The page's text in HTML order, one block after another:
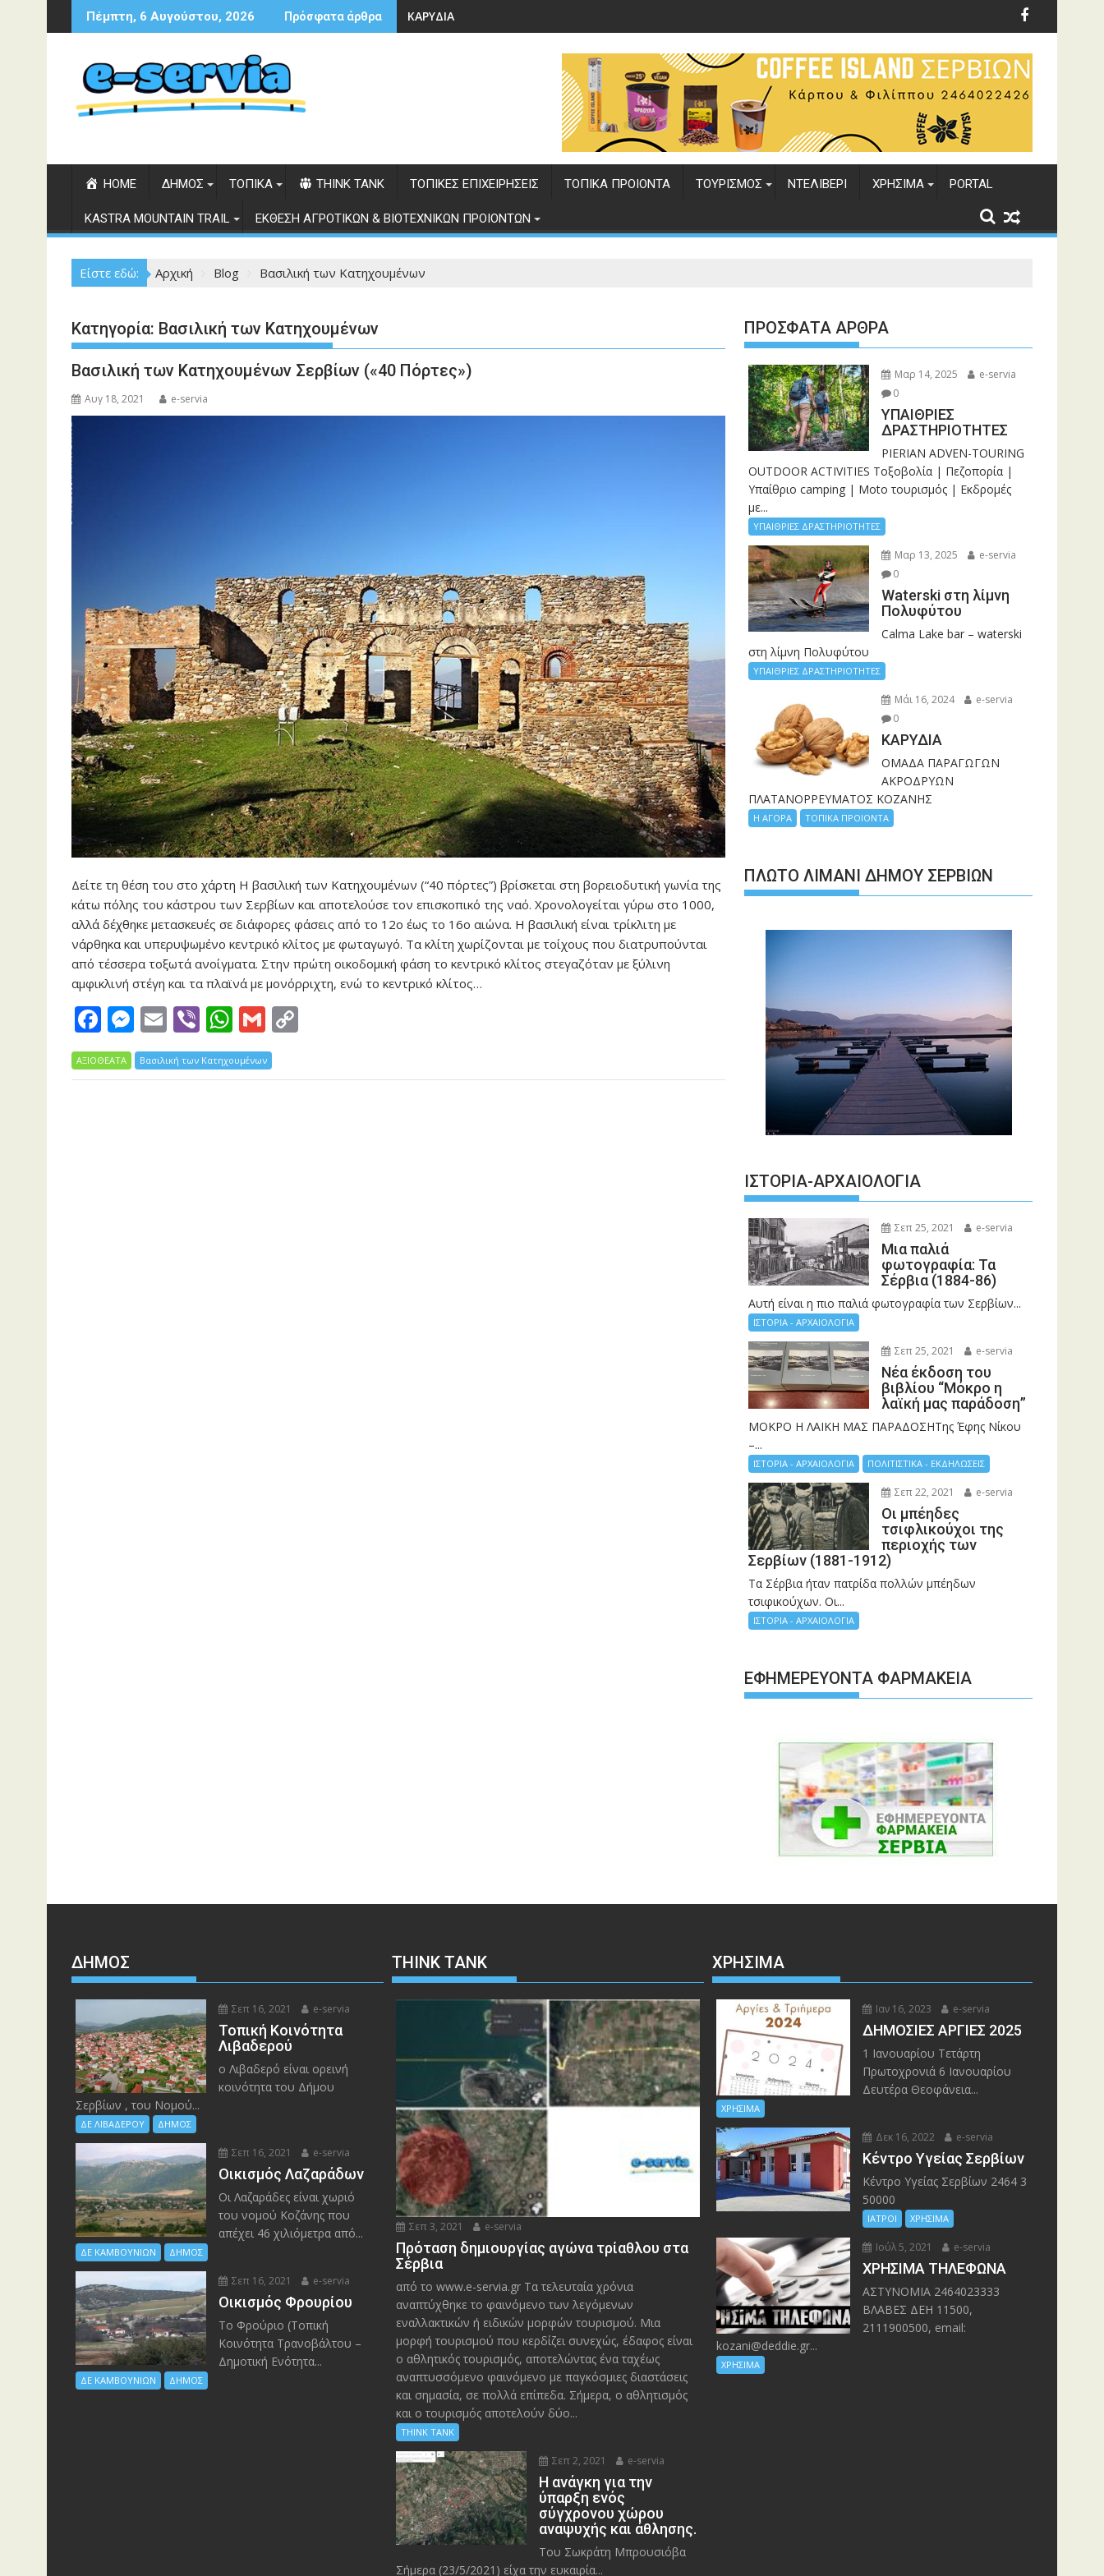
Περάστε
στο
Πέμπτη, 6 Αυγούστου, 2026 Πρόσφατα άρθρα ΚΑΡΥΔΙΑ
HOME ΔΗΜΟΣ ΤΟΠΙΚΑ THINK TANK ΤΟΠΙΚΕΣ ΕΠΙΧΕΙΡΗΣΕΙΣ ΤΟΠΙΚΑ ΠΡΟΙΟΝΤΑ ΤΟΥΡΙΣΜΟΣ ΝΤΕΛΙΒΕΡΙ ΧΡΗΣΙΜΑ PORTAL
KASTRA MOUNTAIN TRAIL ΕΚΘΕΣΗ ΑΓΡΟΤΙΚΩΝ & ΒΙΟΤΕΧΝΙΚΩΝ ΠΡΟΙΟΝΤΩΝ
Είστε εδώ: Αρχική Blog Βασιλική των Κατηχουμένων
Κατηγορία: Βασιλική των Κατηχουμένων
Βασιλική των Κατηχουμένων Σερβίων («40 Πόρτες»)
Αυγ 18, 2021 e-servia
Δείτε τη θέση του στο χάρτη Η βασιλική των Κατηχουμένων (“40 πόρτες”) βρίσκεται στη βορειοδυτική γωνία της
κάτω πόλης του κάστρου των Σερβίων και αποτελούσε τον επισκοπικό της ναό. Χρονολογείται γύρω στο 1000,
αλλά δέχθηκε μετασκευές σε διάφορες φάσεις από το 12ο έως το 16ο αιώνα. Η βασιλική είναι τρίκλιτη με
νάρθηκα και υπερυψωμένο κεντρικό κλίτος με φωταγωγό. Τα κλίτη χωρίζονται με τοίχους που διατρυπούνται
από τέσσερα τοξωτά ανοίγματα. Στην πρώτη οικοδομική φάση το κεντρικό κλίτος στεγαζόταν με ξύλινη
αμφικλινή στέγη και τα πλαϊνά με μονόρριχτη, ενώ το κεντρικό κλίτος…
F
ac
e
M
e
ss
E
m
ai
Vi
b
er
W
h
at
G
m
ai p
ΑΞΙΟΘΕΑΤΑ Βασιλική των Κατηχουμένων
ΠΡΌΣΦΑΤΑ ΆΡΘΡΑ
Μαρ 14, 2025
e-servia
0
ΥΠΑΙΘΡΙΕΣ
ΔΡΑΣΤΗΡΙΟΤΗΤΕΣ
PIERIAN ADVEN-TOURING
OUTDOOR ACTIVITIES Τοξοβολία | Πεζοπορία |
Υπαίθριο camping | Moto τουρισμός | Εκδρομές
με...
ΥΠΑΙΘΡΙΕΣ ΔΡΑΣΤΗΡΙΟΤΗΤΕΣ
Μαρ 13, 2025
e-servia
0
Waterski στη λίμνη
Πολυφύτου
Calma Lake bar – waterski
στη λίμνη Πολυφύτου
ΥΠΑΙΘΡΙΕΣ ΔΡΑΣΤΗΡΙΟΤΗΤΕΣ
Μάι 16, 2024
e-servia
0
ΚΑΡΥΔΙΑ
ΟΜΑΔΑ ΠΑΡΑΓΩΓΩΝ
ΑΚΡΟΔΡΥΩΝ
ΠΛΑΤΑΝΟΡΡΕΥΜΑΤΟΣ ΚΟΖΑΝΗΣ
Η ΑΓΟΡΑ ΤΟΠΙΚΑ ΠΡΟΙΟΝΤΑ
ΠΛΩΤΌ ΛΙΜΆΝΙ ΔΉΜΟΥ ΣΕΡΒΊΩΝ
ΙΣΤΟΡΊΑ-ΑΡΧΑΙΟΛΟΓΊΑ
Σεπ 25, 2021 e-servia
Μια παλιά
φωτογραφία: Τα
Σέρβια (1884-86)
Αυτή είναι η πιο παλιά φωτογραφία των Σερβίων...
ΙΣΤΟΡΙΑ - ΑΡΧΑΙΟΛΟΓΙΑ
Σεπ 25, 2021 e-servia
Νέα έκδοση του
βιβλίου “Μόκρο η
λαϊκή μας παράδοση”
ΜΟΚΡΟ Η ΛΑΙΚΗ ΜΑΣ ΠΑΡΑΔΟΣΗΤης Έφης Νίκου
–...
ΙΣΤΟΡΙΑ - ΑΡΧΑΙΟΛΟΓΙΑ ΠΟΛΙΤΙΣΤΙΚΑ - ΕΚΔΗΛΩΣΕΙΣ
Σεπ 22, 2021 e-servia
Οι μπέηδες
τσιφλικούχοι της
περιοχής των
Σερβίων (1881-1912)
Τα Σέρβια ήταν πατρίδα πολλών μπέηδων
τσιφικούχων. Οι...
ΙΣΤΟΡΙΑ - ΑΡΧΑΙΟΛΟΓΙΑ
ΕΦΗΜΕΡΕΎΟΝΤΑ ΦΑΡΜΑΚΕΊΑ
ΔΉΜΟΣ
Σεπ 16, 2021 e-servia
Τοπική Κοινότητα
Λιβαδερού
ο Λιβαδερό είναι ορεινή
κοινότητα του Δήμου
Σερβίων , του Νομού...
ΔΕ ΛΙΒΑΔΕΡΟΥ ΔΗΜΟΣ
Σεπ 16, 2021 e-servia
Οικισμός Λαζαράδων
Οι Λαζαράδες είναι χωριό
του νομού Κοζάνης που
απέχει 46 χιλιόμετρα από...
ΔΕ ΚΑΜΒΟΥΝΙΩΝ ΔΗΜΟΣ
Σεπ 16, 2021 e-servia
Οικισμός Φρουρίου
Το Φρούριο (Τοπική
Κοινότητα Τρανοβάλτου –
Δημοτική Ενότητα...
ΔΕ ΚΑΜΒΟΥΝΙΩΝ ΔΗΜΟΣ
THINK TANK
Σεπ 3, 2021 e-servia
Πρόταση δημιουργίας αγώνα τρίαθλου στα
Σέρβια
από το www.e-servia.gr Τα τελευταία χρόνια
αναπτύχθηκε το φαινόμενο των λεγόμενων
εναλλακτικών ή ειδικών μορφών τουρισμού. Μια
μορφή τουρισμού που κερδίζει συνεχώς, έδαφος είναι
ο αθλητικός τουρισμός, αποτελώντας ένα ταχέως
αναπτυσσόμενο φαινόμενο με παγκόσμιες διαστάσεις
και σημασία, σε πολλά επίπεδα. Σήμερα, ο αθλητισμός
και ο τουρισμός αποτελούν δύο...
THINK TANK
Σεπ 2, 2021 e-servia
Η ανάγκη για την
ύπαρξη ενός
σύγχρονου χώρου
αναψυχής και άθλησης.
Του Σωκράτη Μπρουσιόβα
Σήμερα (23/5/2021) είχα την ευκαιρία...
ΧΡΉΣΙΜΑ
Ιαν 16, 2023 e-servia
ΔΗΜΟΣΙΕΣ ΑΡΓΙΕΣ 2025
1 Ιανουαρίου Τετάρτη
Πρωτοχρονιά 6 Ιανουαρίου
Δευτέρα Θεοφάνεια...
ΧΡΗΣΙΜΑ
Δεκ 16, 2022 e-servia
Kέντρο Υγείας Σερβίων
Kέντρο Υγείας Σερβίων 2464 3
50000
ΙΑΤΡΟΙ ΧΡΗΣΙΜΑ
Ιούλ 5, 2021 e-servia
ΧΡΗΣΙΜΑ ΤΗΛΕΦΩΝΑ
ΑΣΤΥΝΟΜΙΑ 2464023333
ΒΛΑΒΕΣ ΔΕΗ 11500,
2111900500, email:
kozani@deddie.gr...
ΧΡΗΣΙΜΑ